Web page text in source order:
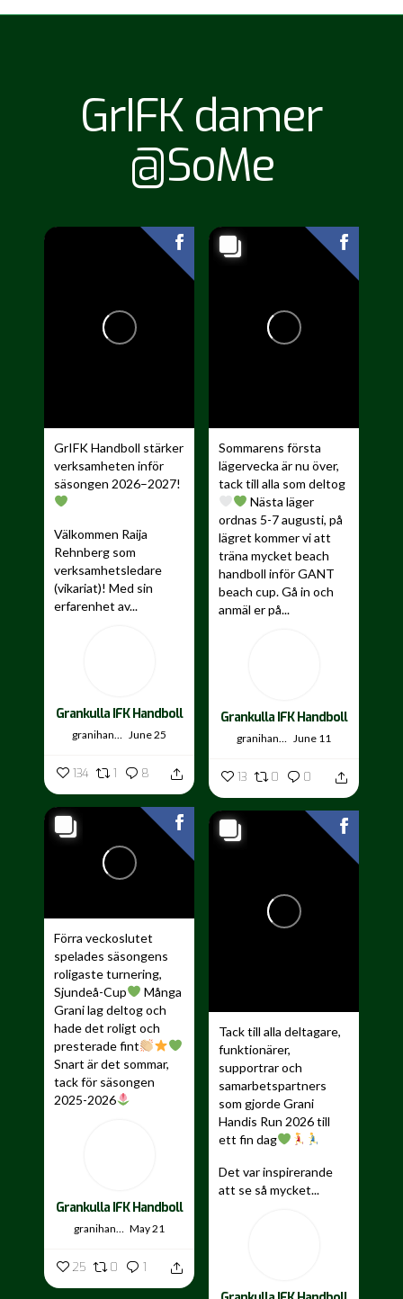
GrIFK damer
@SoMe
GrIFK Handboll stärker
verksamheten inför
säsongen 2026–2027!
Välkommen Raija
Rehnberg som
verksamhetsledare
(vikariat)! Med sin
erfarenhet av...
Grankulla IFK Handboll
granihandis June 25
134 1 8
Sommarens första
lägervecka är nu över,
tack till alla som deltog
Nästa läger
ordnas 5-7 augusti, på
lägret kommer vi att
träna mycket beach
handboll inför GANT
beach cup. Gå in och
anmäl er på...
Grankulla IFK Handboll
granihandis June 11
13 0 0
Förra veckoslutet
spelades säsongens
roligaste turnering,
Sjundeå-Cup
Många
Grani lag deltog och
hade det roligt och
presterade fint
Snart är det sommar,
tack för säsongen
2025-2026
Grankulla IFK Handboll
granihandis May 21
25 0 1
Tack till alla deltagare,
funktionärer,
supportrar och
samarbetspartners
som gjorde Grani
Handis Run 2026 till
ett fin dag
Det var inspirerande
att se så mycket...